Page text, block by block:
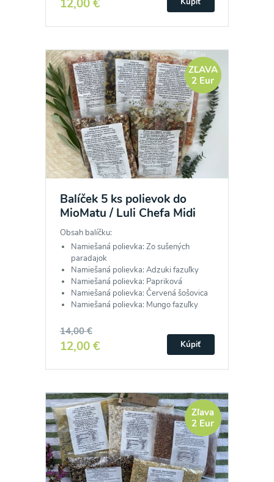
12,00 €
ZĽAVA
2 Eur
Balíček 5 ks polievok do
MioMatu / Luli Chefa Midi
Obsah balíčku:
Namiešaná polievka: Zo sušených
paradajok
Namiešaná polievka: Adzuki fazuľky
Namiešaná polievka: Papriková
Namiešaná polievka: Červená šošovica
Namiešaná polievka: Mungo fazuľky
14,00 €
12,00 € Kúpiť
Zľava
2 Eur
Odber noviniek a akcií
Odoslaním registrácie na Newsletter súhlasím so
spracovaním osobných údajov pre účely
zasielania newsletteru a potvrdzujem, že som si
prečítal(a)informácie o Ochrane osobných
údajova súhlasím s nimi.